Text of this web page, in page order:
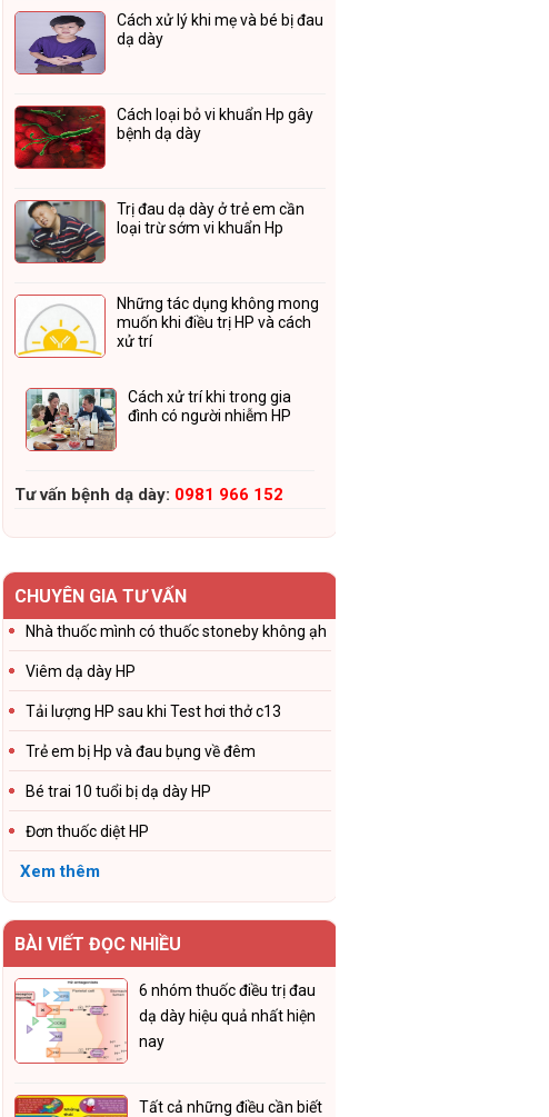
Cách xử lý khi mẹ và bé bị đau
dạ dày
Cách loại bỏ vi khuẩn Hp gây
bệnh dạ dày
Trị đau dạ dày ở trẻ em cần
loại trừ sớm vi khuẩn Hp
Những tác dụng không mong
muốn khi điều trị HP và cách
xử trí
Cách xử trí khi trong gia
đình có người nhiễm HP
Tư vấn bệnh dạ dày: 0981 966 152
CHUYÊN GIA TƯ VẤN
Nhà thuốc mình có thuốc stoneby không ạh
Viêm dạ dày HP
Tải lượng HP sau khi Test hơi thở c13
Trẻ em bị Hp và đau bụng về đêm
Bé trai 10 tuổi bị dạ dày HP
Đơn thuốc diệt HP
Xem thêm
BÀI VIẾT ĐỌC NHIỀU
6 nhóm thuốc điều trị đau
dạ dày hiệu quả nhất hiện
nay
Tất cả những điều cần biết